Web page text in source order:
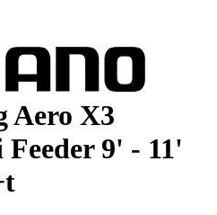
Aero X3
9' - 11'